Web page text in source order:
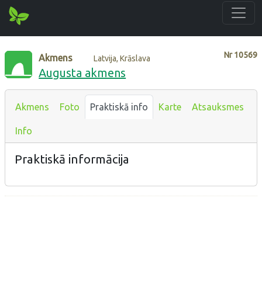
Nr10569
Akmens Latvija, Krāslava
Augusta akmens
Akmens Foto Praktiskā info Karte Atsauksmes
Info
Praktiskā informācija